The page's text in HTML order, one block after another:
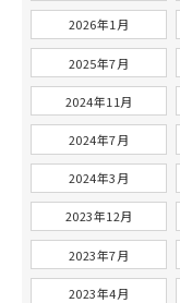
2026年1月
2025年7月
2024年11月
2024年7月
2024年3月
2023年12月
2023年7月
2023年4月